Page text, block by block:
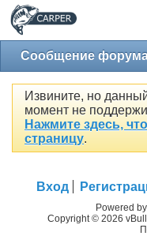
Сообщение
Извините, но
момент не
Нажмите здесь,
страницу.
Вход
Powered by
Copyright © 2026